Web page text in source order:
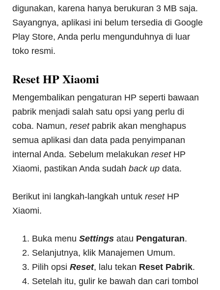
digunakan, karena hanya berukuran 3 MB saja.
Sayangnya, aplikasi ini belum tersedia di Google
Play Store, Anda perlu mengunduhnya di luar
toko resmi.
Reset HP Xiaomi
Mengembalikan pengaturan HP seperti bawaan
pabrik menjadi salah satu opsi yang perlu di
coba. Namun,reset pabrik akan menghapus
semua aplikasi dan data pada penyimpanan
internal Anda. Sebelum melakukanreset HP
Xiaomi, pastikan Anda sudahback updata.
Berikut ini langkah-langkah untukreset HP
Xiaomi.
Buka menuSettingsatau Pengaturan.
Selanjutnya, klik Manajemen Umum.
Pilih opsiReset, lalu tekan Reset Pabrik.
Setelah itu, gulir ke bawah dan cari tombol